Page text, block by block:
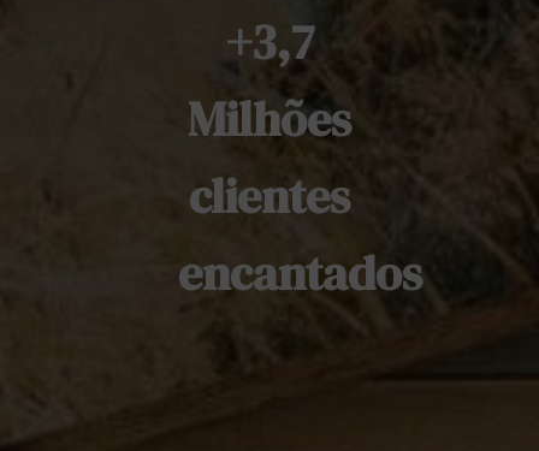
+3,7
Milhões
clientes
encantados